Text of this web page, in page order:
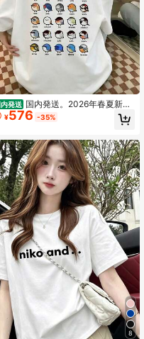
内発送 国内発送。2026年春夏新
200g 100%コットン レディース
袖Tシャツ、ユニセックス ゆった
プス。
¥576 -35%
8